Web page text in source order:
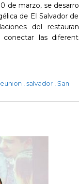
de marzo, se
de El Salvador
del
las
salvador San